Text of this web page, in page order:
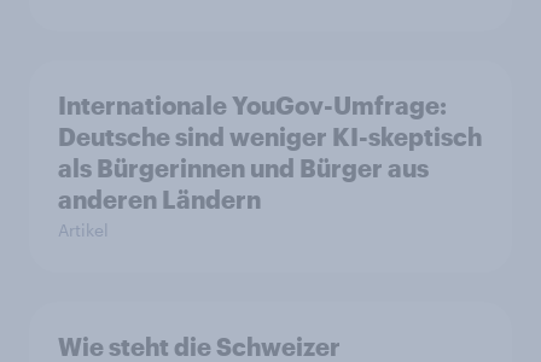
Internationale YouGov-Umfrage:
Deutsche sind weniger KI-skeptisch
als Bürgerinnen und Bürger aus
anderen Ländern
Artikel
Wie steht die Schweizer